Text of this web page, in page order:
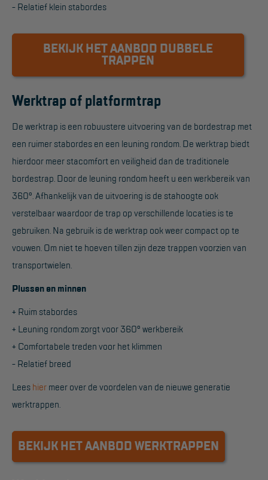
Gevelrenovatie
Industrieel onderhoud
Knikarmhoogwerkers
Spinhoogwerkers
Masthoogwerkers
Autohoogwerkers
Laagbouw
Hoogbouw
Industrie
Projectvoorbeelden
KEURING
Valbeveiliging
- Relatief klein stabordes
BEKIJK HET AANBOD DUBBELE
TRAPPEN
Werktrap of platformtrap
De werktrap is een robuustere uitvoering van de bordestrap met
een ruimer stabordes en een leuning rondom. De werktrap biedt
hierdoor meer stacomfort en veiligheid dan de traditionele
bordestrap. Door de leuning rondom heeft u een werkbereik van
360°. Afhankelijk van de uitvoering is de stahoogte ook
verstelbaar waardoor de trap op verschillende locaties is te
gebruiken. Na gebruik is de werktrap ook weer compact op te
vouwen. Om niet te hoeven tillen zijn deze trappen voorzien van
transportwielen.
Plussen en minnen
+ Ruim stabordes
+ Leuning rondom zorgt voor 360° werkbereik
+ Comfortabele treden voor het klimmen
- Relatief breed
Lees hier meer over de voordelen van de nieuwe generatie
werktrappen.
BEKIJK HET AANBOD WERKTRAPPEN